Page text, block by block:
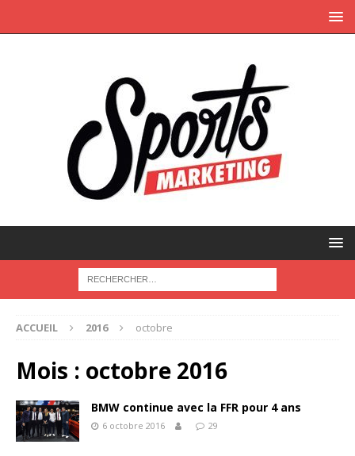
ACCUEIL 2016 octobre
Mois : octobre 2016
BMW continue avec la FFR pour 4 ans
6 octobre 2016 29